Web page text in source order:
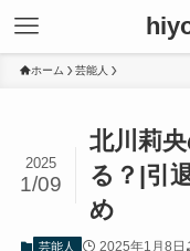
ホーム 芸能人
北川莉
る？|引
め
2025
1/09
芸能人 2025年1月8日